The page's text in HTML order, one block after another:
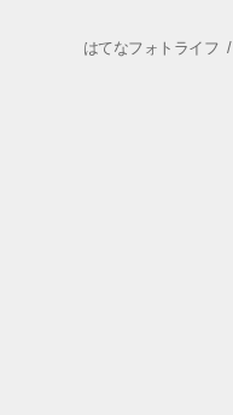
はてなフォトライフ /